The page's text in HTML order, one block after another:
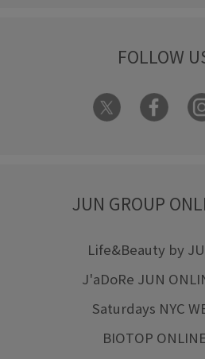
FOLLOW
JUN GROUP
Life&Beauty by
J'aDoRe JUN
Saturdays NYC
BIOTOP